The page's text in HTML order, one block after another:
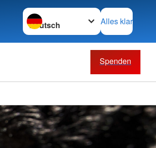
Sprache wechseln zu
Alles klar
Spenden